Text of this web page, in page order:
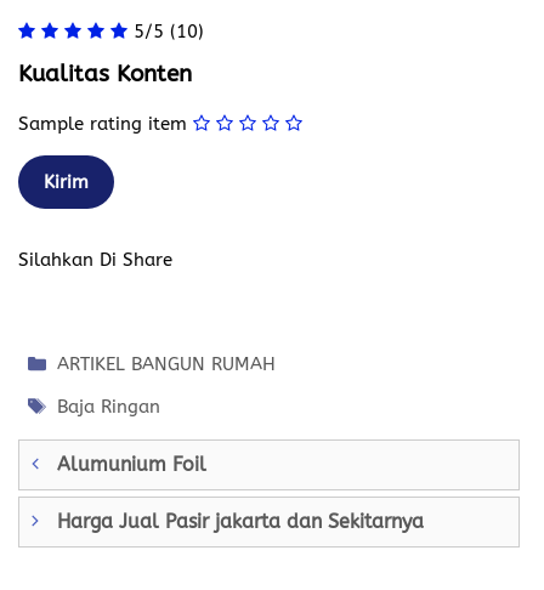
5/5 (10)
Kualitas Konten
Sample rating item
Silahkan Di Share
Kategori
ARTIKEL BANGUN RUMAH
Tag
Baja Ringan
Alumunium Foil
Harga Jual Pasir jakarta dan Sekitarnya